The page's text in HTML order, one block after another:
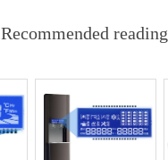
Recommended reading